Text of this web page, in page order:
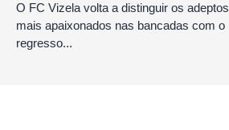
O FC Vizela volta a distinguir os adeptos
mais apaixonados nas bancadas com o
regresso...